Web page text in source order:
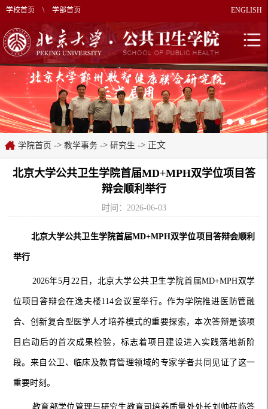
学校首页 \ 学部首页 ENGLISH
学院首页 -> 教学事务 -> 研究生 -> 正文
北京大学公共卫生学院首届MD+MPH双学位项目答
辩会顺利举行
时间：2026-06-03
北京大学公共卫生学院首届MD+MPH双学位项目答辩会顺利
举行
2026年5月22日，北京大学公共卫生学院首届MD+MPH双学
位项目答辩会在逸夫楼114会议室举行。作为学院推进医防管融
合、创新复合型医学人才培养模式的重要探索，本次答辩是该项
目启动后的首次成果检验 ，标志着项目建设进入实践落地新阶
段。来自公卫、临床及教育管理领域的专家学者共同见证了这一
重要时刻。
教育部学位管理与研究生教育司培养质量处处长刘帅莅临答